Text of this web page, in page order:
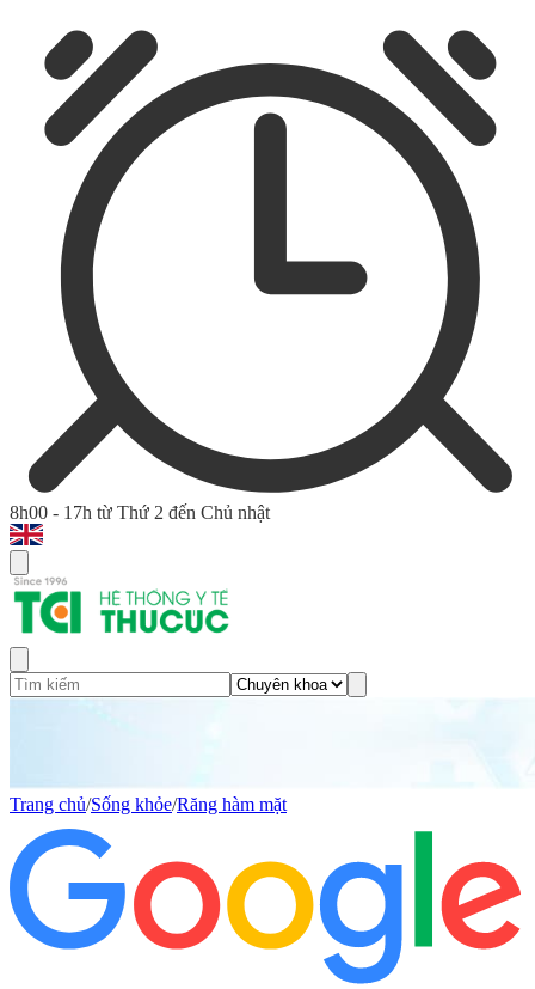
8h00 - 17h từ Thứ 2 đến Chủ nhật
Trang chủ/Sống khỏe/Răng hàm mặt